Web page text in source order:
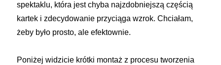
spektaklu, która jest chyba najzdobniejszą częścią
kartek i zdecydowanie przyciąga wzrok. Chciałam,
żeby było prosto, ale efektownie.
Poniżej widzicie krótki montaż z procesu tworzenia